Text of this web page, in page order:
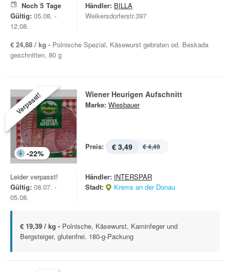
Noch 5 Tage
Gültig: 05.08. -
12.08.
Händler: BILLA
Weikersdorferstr.397
€ 24,88 / kg - Polnische Spezial, Käsewurst gebraten od. Beskada
geschnitten, 80 g
Verpasst!
-22%
Wiener Heurigen Aufschnitt
Marke: Wiesbauer
Preis: € 3,49 € 4,49
Leider verpasst!
Gültig: 08.07. -
05.08.
Händler: INTERSPAR
Stadt:
Krems an der Donau
€ 19,39 / kg - Polnische, Käsewurst, Kaminfeger und
Bergsteiger, glutenfrei. 180-g-Packung